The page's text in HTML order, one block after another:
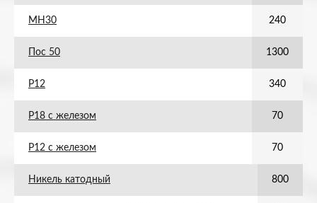
МН30 240
Пос 50 1300
Р12 340
Р18 с железом 70
Р12 с железом 70
Никель катодный 800